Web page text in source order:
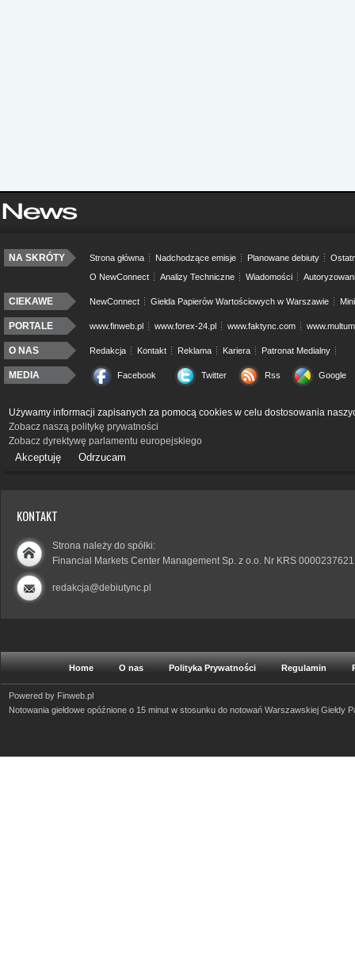
NA SKRÓTY Strona główna Nadchodzące emisje Planowane debiuty
O NewConnect
Analizy Techniczne Wiadomości
CIEKAWE NewConnect Giełda Papierów Wartościowych w Warszawie
PORTALE www.finweb.pl www.forex-24.pl www.faktync.com
O NAS Redakcja Kontakt Reklama Kariera Patronat Medialny
MEDIA Facebook Twitter Rss Google
Używamy informacji zapisanych za pomocą cookies w celu dostosowania
Zobacz naszą politykę prywatności
Zobacz dyrektywę parlamentu europejskiego
Akceptuję Odrzucam
KONTAKT
Strona należy do spółki:
Financial Markets Center Management Sp. z o.o. Nr KRS 0000237621
redakcja@debiutync.pl
Home O nas Polityka Prywatności Regulamin
Powered by Finweb.pl
Notowania giełdowe opóźnione o 15 minut w stosunku do notowań Warszawskiej Giełdy